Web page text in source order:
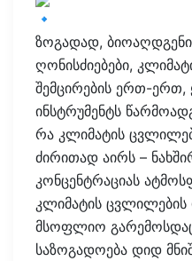
ზოგადად,
ღონისძიებები,
შემცირების ერთ-
ინსტრუმენტს
რა კლიმატის
ძირითად აირს –
კონცენტრაციას
კლიმატის ცვლილების
მსოფლიო
საზოგადოება დიდ